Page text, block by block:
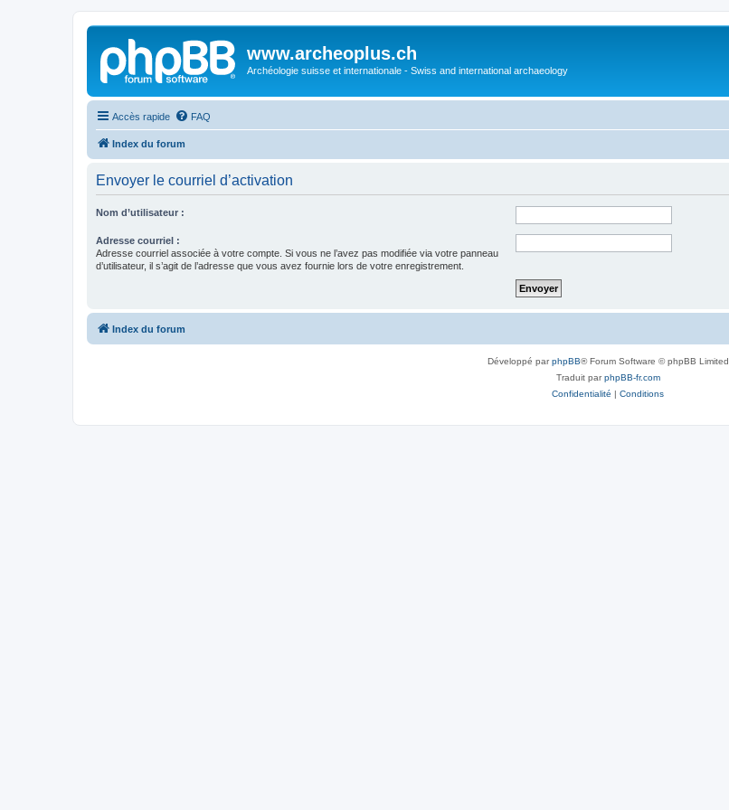
www.archeoplus.ch
Archéologie suisse et internationale - Swiss and international archaeology
Accès rapide FAQ
Index du forum
Envoyer le courriel d’activation
Nom d’utilisateur :
Adresse courriel :
Adresse courriel associée à votre compte. Si vous ne l’avez pas modifiée via votre panneau
d’utilisateur, il s’agit de l’adresse que vous avez fournie lors de votre enregistrement.
Index du forum
Développé parphpBB® Forum Software © phpBB Limited
Traduit parphpBB-fr.com
Confidentialité | Conditions